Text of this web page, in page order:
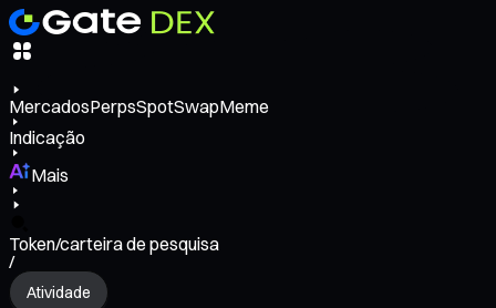
MercadosPerpsSpotSwapMeme
Indicação
Mais
Token/carteira de pesquisa
/
Atividade